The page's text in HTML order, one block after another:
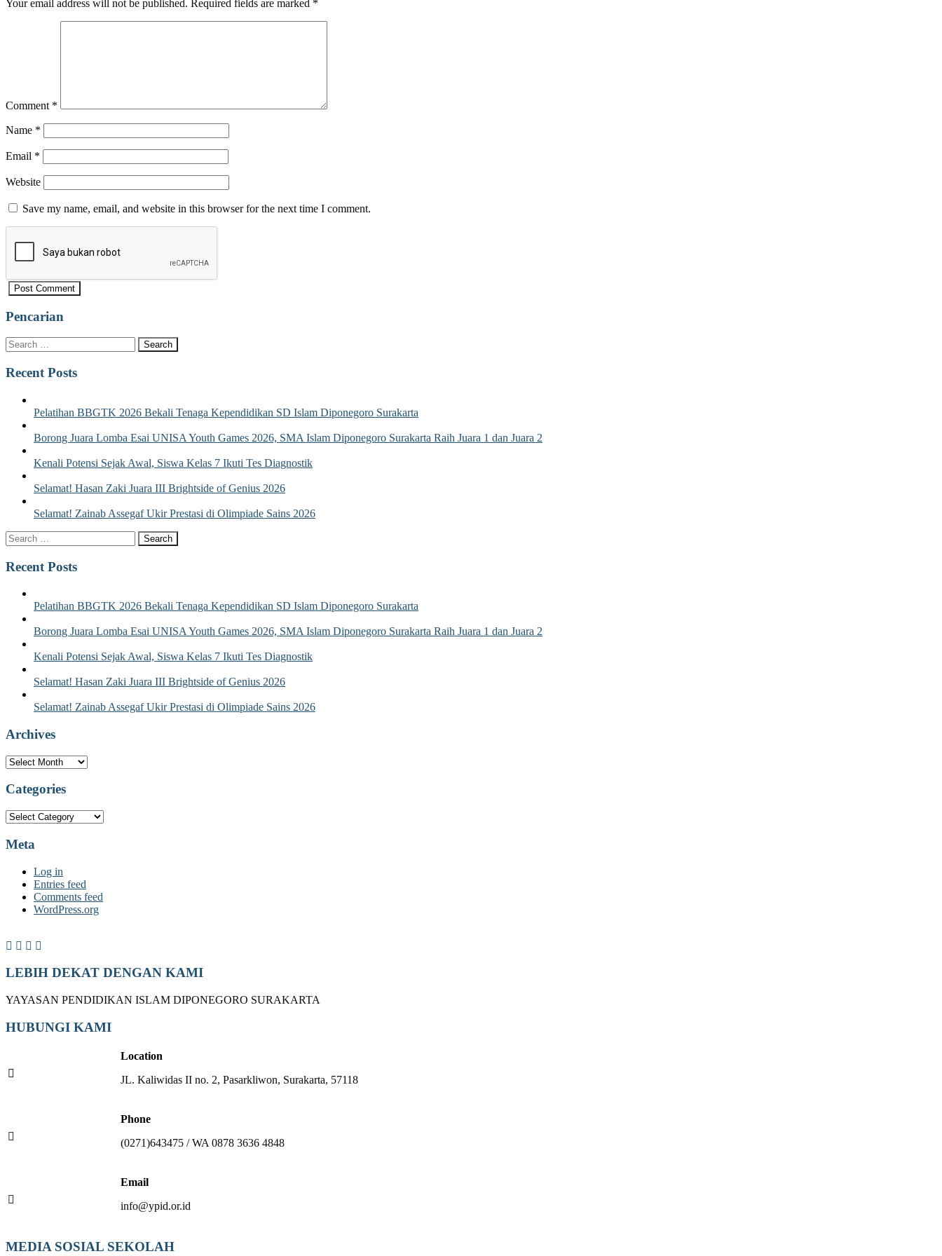
Your email address will not be published. Required fields are marked *
Comment *
Name *
Email *
Website
Save my name, email, and website in this browser for the next time I comment.
Pencarian
Recent Posts
Pelatihan BBGTK 2026 Bekali Tenaga Kependidikan SD Islam Diponegoro Surakarta
Borong Juara Lomba Esai UNISA Youth Games 2026, SMA Islam Diponegoro Surakarta Raih Juara 1 dan Juara 2
Kenali Potensi Sejak Awal, Siswa Kelas 7 Ikuti Tes Diagnostik
Selamat! Hasan Zaki Juara III Brightside of Genius 2026
Selamat! Zainab Assegaf Ukir Prestasi di Olimpiade Sains 2026
Recent Posts
Pelatihan BBGTK 2026 Bekali Tenaga Kependidikan SD Islam Diponegoro Surakarta
Borong Juara Lomba Esai UNISA Youth Games 2026, SMA Islam Diponegoro Surakarta Raih Juara 1 dan Juara 2
Kenali Potensi Sejak Awal, Siswa Kelas 7 Ikuti Tes Diagnostik
Selamat! Hasan Zaki Juara III Brightside of Genius 2026
Selamat! Zainab Assegaf Ukir Prestasi di Olimpiade Sains 2026
Archives
Archives
Categories
Categories
Meta
Log in
Entries feed
Comments feed
WordPress.org
LEBIH DEKAT DENGAN KAMI
YAYASAN PENDIDIKAN ISLAM DIPONEGORO SURAKARTA
HUBUNGI KAMI
Location
JL. Kaliwidas II no. 2, Pasarkliwon, Surakarta, 57118
Phone
(0271)643475 / WA 0878 3636 4848
Email
info@ypid.or.id
MEDIA SOSIAL SEKOLAH